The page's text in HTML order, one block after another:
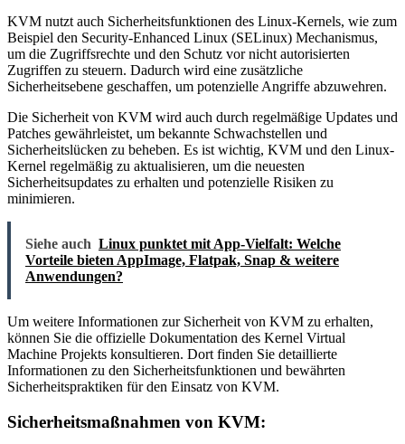
KVM nutzt auch Sicherheitsfunktionen des Linux-Kernels, wie zum
Beispiel den Security-Enhanced Linux (SELinux) Mechanismus,
um die Zugriffsrechte und den Schutz vor nicht autorisierten
Zugriffen zu steuern. Dadurch wird eine zusätzliche
Sicherheitsebene geschaffen, um potenzielle Angriffe abzuwehren.
Die Sicherheit von KVM wird auch durch regelmäßige Updates und
Patches gewährleistet, um bekannte Schwachstellen und
Sicherheitslücken zu beheben. Es ist wichtig, KVM und den Linux-
Kernel regelmäßig zu aktualisieren, um die neuesten
Sicherheitsupdates zu erhalten und potenzielle Risiken zu
minimieren.
Siehe auch Linux punktet mit App-Vielfalt: Welche
Vorteile bieten AppImage, Flatpak, Snap & weitere
Anwendungen?
Um weitere Informationen zur Sicherheit von KVM zu erhalten,
können Sie die offizielle Dokumentation des Kernel Virtual
Machine Projekts konsultieren. Dort finden Sie detaillierte
Informationen zu den Sicherheitsfunktionen und bewährten
Sicherheitspraktiken für den Einsatz von KVM.
Sicherheitsmaßnahmen von KVM: